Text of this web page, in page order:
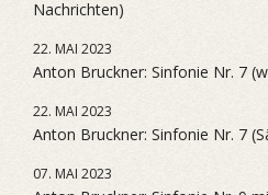
Nachrichten)
22. MAI 2023
Anton Bruckner: Sinfonie Nr. 7
22. MAI 2023
Anton Bruckner: Sinfonie Nr. 7
07. MAI 2023